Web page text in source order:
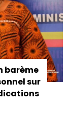
barème
sur